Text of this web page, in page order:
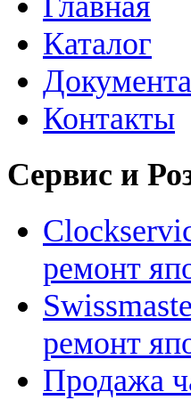
Каталог
Контакты
Сервис и
ремонт
ремонт
Продажа